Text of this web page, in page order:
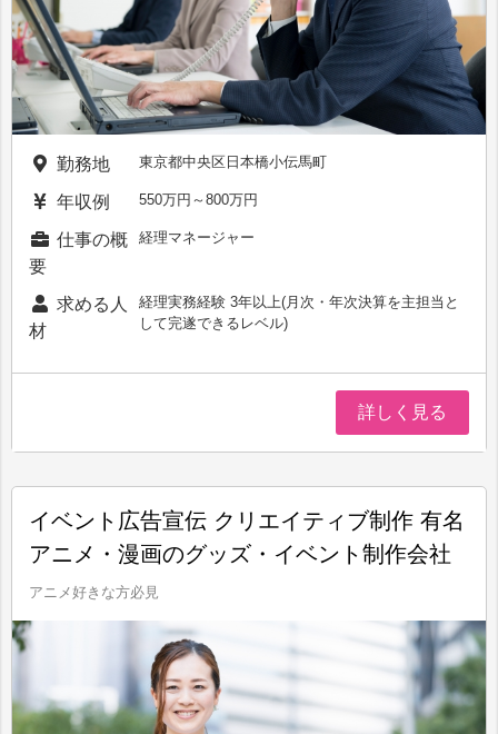
勤務地 東京都中央区日本橋小伝馬町
年収例 550万円～800万円
仕事の概
要
経理マネージャー
求める人
材
経理実務経験 3年以上(月次・年次決算を主担当と
して完遂できるレベル)
詳しく見る
イベント広告宣伝 クリエイティブ制作 有名
アニメ・漫画のグッズ・イベント制作会社
アニメ好きな方必見